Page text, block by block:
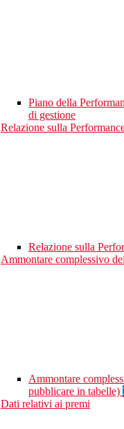
Piano della
di gestione
Relazione sulla
Relazione sulla
Ammontare complessivo
Ammontare
pubblicare in tabelle)
Dati relativi ai premi